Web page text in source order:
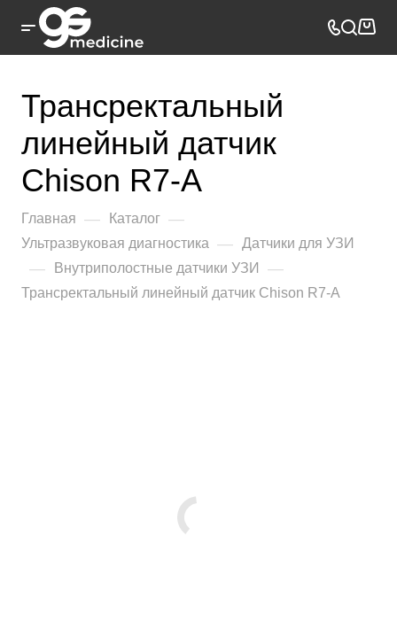
Трансректальный
линейный датчик
Chison R7-A
Главная — Каталог —
Ультразвуковая диагностика — Датчики для УЗИ
— Внутриполостные датчики УЗИ —
Трансректальный линейный датчик Chison R7-A